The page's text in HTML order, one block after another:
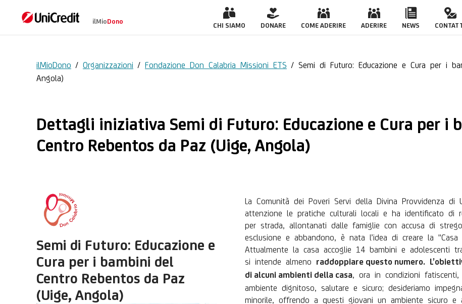
Semi di Futuro: Educazione e Cura per i
ilMioDono
CHI SIAMO DONARE COME ADERIRE ADERIRE NEWS
ilMioDono / Organizzazioni / Fondazione Don Calabria Missioni ETS / Semi di Futuro: Educazione e Cura per i
Angola)
Dettagli iniziativa Semi di Futuro: Educazione e Cura per i
Centro Rebentos da Paz (Uige, Angola)
Semi di Futuro: Educazione e
Cura per i bambini del
Centro Rebentos da Paz
(Uige, Angola)
La Comunità dei Poveri Servi della Divina Provvidenza
attenzione le pratiche culturali locali e ha identificato di
per strada, allontanati dalle famiglie con accusa di
esclusione e abbandono, è nata l’idea di creare la
Attualmente la casa accoglie 14 bambini e
si intende almeno raddoppiare questo numero.
di alcuni ambienti della casa , ora in condizioni
ambiente dignitoso, salutare e sicuro; desideriamo
minorile, offrendo a questi giovani un ambiente sicuro e